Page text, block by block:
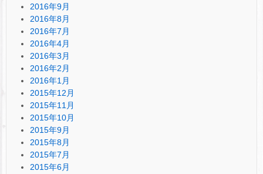
2016年9月
2016年8月
2016年7月
2016年4月
2016年3月
2016年2月
2016年1月
2015年12月
2015年11月
2015年10月
2015年9月
2015年8月
2015年7月
2015年6月